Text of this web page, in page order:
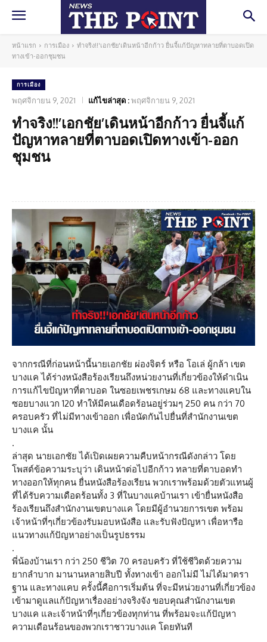
หน้าแรก การเมือง
ทำจริง!!'เอกชัย'เดินหน้าอีกก้าว ยื่นจี้แก้ปัญหาทลายที่ตาบอดเปิด
ทางเข้า-ออกชุมชน
การเมือง
พฤศจิกายน 9, 2021 แก้ไขล่าสุด :พฤศจิกายน 9, 2021
ทำจริง!!’เอกชัย’เดินหน้าอีกก้าว ยื่นจี้แก้
ปัญหาทลายที่ตาบอดเปิดทางเข้า-ออก
ชุมชน
จากกรณีที่ก่อนหน้านี้นายเอกชัย ผ่องจิตร์ หรือ โอเล่ ผู้กล้า เขต
บางแค ได้ร่างหนังสือร้องเรียนถึงหน่วยงานที่เกี่ยวข้องให้ดำเนิน
การแก้ไขปัญหาที่ตาบอด ในซอยเพชรเกษม 68 และทางแคบใน
ซอยบางแวก 120 ทำให้มีคนเดือดร้อนอยู่ร่วมๆ 250 คน กว่า 70
ครอบครัว ที่ไม่มีทางเข้าออก เพื่อนัดกันไปยื่นที่สำนักงานเขต
บางแค นั้น
.
ล่าสุด นายเอกชัย ได้เปิดเผยความคืบหน้ากรณีดังกล่าว โดย
โพสต์ข้อความระบุว่า เดินหน้าต่อไปอีกก้าว ทลายที่ตาบอดทำ
ทางออกให้ทุกคน ยื่นหนังสือร้องเรียน พวกเราพร้อมด้วยตัวแทนผู้
ที่ได้รับความเดือดร้อนทั้ง 3 ที่ในบางแคบ้านเรา เข้ายื่นหนังสือ
ร้องเรียนถึงสำนักงานเขตบางแค โดยมีผู้อำนวยการเขต พร้อม
เจ้าหน้าที่ๆเกี่ยวข้องรับมอบหนังสือ และรับฟังปัญหา เพื่อหารือ
แนวทางแก้ปัญหาอย่างเป็นรูปธรรม
.
พี่น้องบ้านเรา กว่า 250 ชีวิต 70 ครอบครัว ที่ใช้ชีวิตด้วยความ
ยากลำบาก มานานหลายสิบปี ทั้งทางเข้า ออกไม่มี ไม่ได้มาตรา
ฐาน และทางแคบ ครั้งนี้คือการเริ่มต้น ที่จะมีหน่วยงานที่เกี่ยวข้อง
เข้ามาดูแลแก้ปัญหาเรื่องอย่างจริงจัง ขอบคุณสำนักงานเขต
บางแค และเจ้าหน้าที่ๆเกี่ยวข้องทุกท่าน ที่พร้อมจะแก้ปัญหา
ความเดือนร้อนของพวกเราชาวบางแค โดยทันที